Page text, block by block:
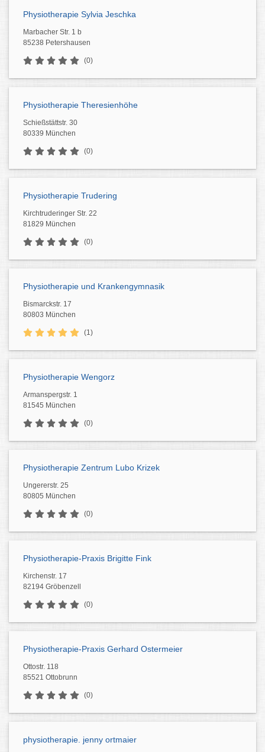
Physiotherapie Sylvia Jeschka
Marbacher Str. 1 b
85238 Petershausen
(0)
Physiotherapie Theresienhöhe
Schießstättstr. 30
80339 München
(0)
Physiotherapie Trudering
Kirchtruderinger Str. 22
81829 München
(0)
Physiotherapie und Krankengymnasik
Bismarckstr. 17
80803 München
(1)
Physiotherapie Wengorz
Armanspergstr. 1
81545 München
(0)
Physiotherapie Zentrum Lubo Krizek
Ungererstr. 25
80805 München
(0)
Physiotherapie-Praxis Brigitte Fink
Kirchenstr. 17
82194 Gröbenzell
(0)
Physiotherapie-Praxis Gerhard Ostermeier
Ottostr. 118
85521 Ottobrunn
(0)
physiotherapie. jenny ortmaier